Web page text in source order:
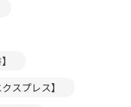
スプレス】